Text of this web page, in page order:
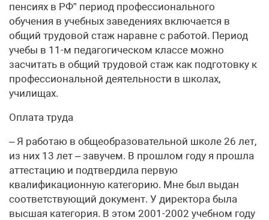
пенсиях в РФ” период профессионального
обучения в учебных заведениях включается в
общий трудовой стаж наравне с работой. Период
учебы в 11-м педагогическом классе можно
засчитать в общий трудовой стаж как подготовку к
профессиональной деятельности в школах,
училищах.
Оплата труда
– Я работаю в общеобразовательной школе 26 лет,
из них 13 лет – завучем. В прошлом году я прошла
аттестацию и подтвердила первую
квалификационную категорию. Мне был выдан
соответствующий документ. У директора была
высшая категория. В этом 2001-2002 учебном году